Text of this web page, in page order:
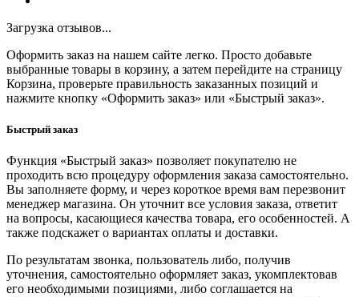
Загрузка отзывов...
Оформить заказ на нашем сайте легко. Просто добавьте
выбранные товары в корзину, а затем перейдите на страницу
Корзина, проверьте правильность заказанных позиций и
нажмите кнопку «Оформить заказ» или «Быстрый заказ».
Быстрый заказ
Функция «Быстрый заказ» позволяет покупателю не
проходить всю процедуру оформления заказа самостоятельно.
Вы заполняете форму, и через короткое время вам перезвонит
менеджер магазина. Он уточнит все условия заказа, ответит
на вопросы, касающиеся качества товара, его особенностей. А
также подскажет о вариантах оплаты и доставки.
По результатам звонка, пользователь либо, получив
уточнения, самостоятельно оформляет заказ, укомплектовав
его необходимыми позициями, либо соглашается на